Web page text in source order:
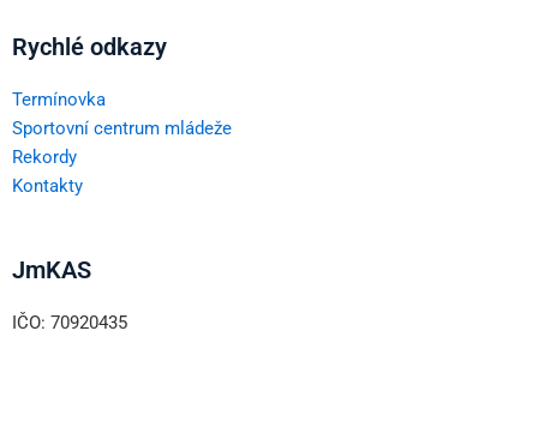
Rychlé odkazy
Termínovka
Sportovní centrum mládeže
Rekordy
Kontakty
JmKAS
IČO: 70920435